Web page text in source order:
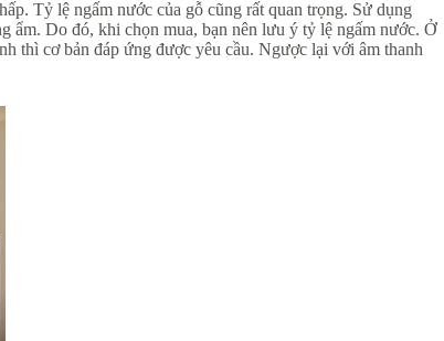
Tỷ lệ ngấm nước của gỗ cũng rất quan trọng. Sử dụng
ẩm. Do đó, khi chọn mua, bạn nên lưu ý tỷ lệ ngấm nước. Ở
thì cơ bản đáp ứng được yêu cầu. Ngược lại với âm thanh